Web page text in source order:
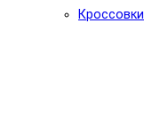
Кроссовки